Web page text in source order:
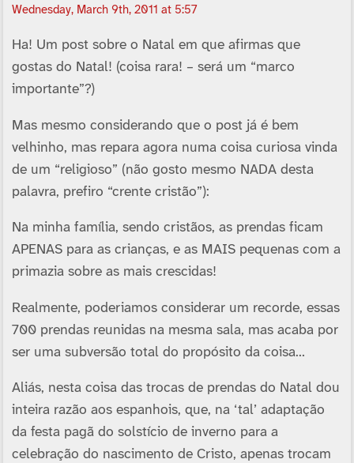
Wednesday, March 9th, 2011 at 5:57
Ha! Um post sobre o Natal em que afirmas que
gostas do Natal! (coisa rara! – será um “marco
importante”?)
Mas mesmo considerando que o post já é bem
velhinho, mas repara agora numa coisa curiosa vinda
de um “religioso” (não gosto mesmo NADA desta
palavra, prefiro “crente cristão”):
Na minha famí­lia, sendo cristãos, as prendas ficam
APENAS para as crianças, e as MAIS pequenas com a
primazia sobre as mais crescidas!
Realmente, poderiamos considerar um recorde, essas
700 prendas reunidas na mesma sala, mas acaba por
ser uma subversão total do propósito da coisa…
Aliás, nesta coisa das trocas de prendas do Natal dou
inteira razão aos espanhois, que, na ‘tal’ adaptação
da festa pagã do solstí­cio de inverno para a
celebração do nascimento de Cristo, apenas trocam